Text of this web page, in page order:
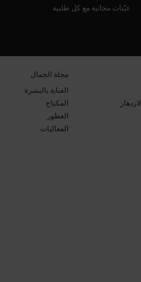
عيّنات مجانية مع كل طلبية
مجلة الجمال​
العناية بالبشرة​
المكياج​
العطور​
الفعاليات​